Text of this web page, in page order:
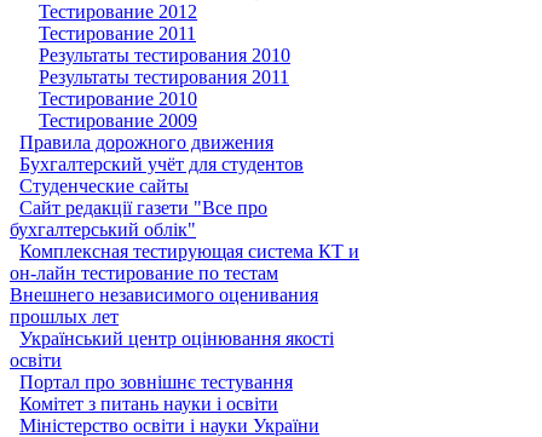
Тестирование 2012
Тестирование 2011
Результаты тестирования 2010
Результаты тестирования 2011
Тестирование 2010
Тестирование 2009
Правила дорожного движения
Бухгалтерский учёт для студентов
Студенческие сайты
Cайт редакції газети "Все про
бухгалтерський облік"
Комплексная тестирующая система КТ и
он-лайн тестирование по тестам
Внешнего независимого оценивания
прошлых лет
Український центр оцінювання якості
освіти
Портал про зовнішнє тестування
Комітет з питань науки і освіти
Міністерство освіти і науки України